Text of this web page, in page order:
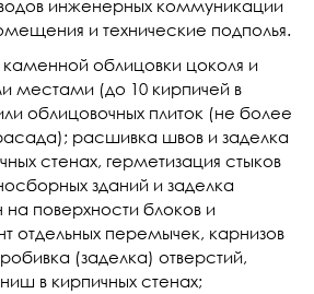
инженерных коммуникации
и технические подполья.
облицовки цоколя и
местами (до 10 кирпичей в
облицовочных плиток (не более
расшивка швов и заделка
стенах, герметизация стыков
зданий и заделка
поверхности блоков и
отдельных перемычек, карнизов
(заделка) отверстий,
в кирпичных стенах;